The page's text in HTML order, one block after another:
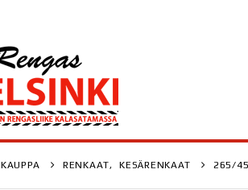
KAUPPA RENKAAT, KESÄRENKAAT 265/